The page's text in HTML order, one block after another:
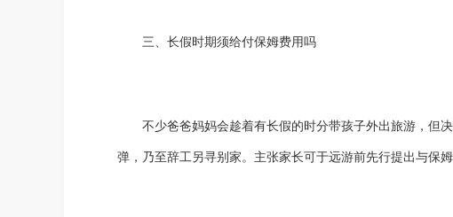
三、长假时期须给付保姆费用吗
不少爸爸妈妈会趁着有长假的时分带孩子外出旅游，但
弹，乃至辞工另寻别家。主张家长可于远游前先行提出与保